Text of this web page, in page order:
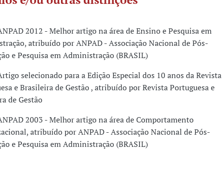
2012 - Melhor artigo na área de Ensino e Pesquisa em
atribuído por ANPAD - Associação Nacional de Pós-
e Pesquisa em Administração (BRASIL)
selecionado para a Edição Especial dos 10 anos da Revista
e Brasileira de Gestão , atribuído por Revista Portuguesa e
de Gestão
2003 - Melhor artigo na área de Comportamento
atribuído por ANPAD - Associação Nacional de Pós-
e Pesquisa em Administração (BRASIL)